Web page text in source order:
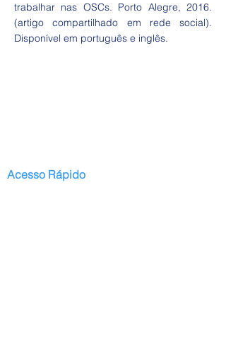
trabalhar nas OSCs. Porto Alegre, 2016.
(artigo compartilhado em rede social).
Disponível em português e inglês.
Acesso Rápido